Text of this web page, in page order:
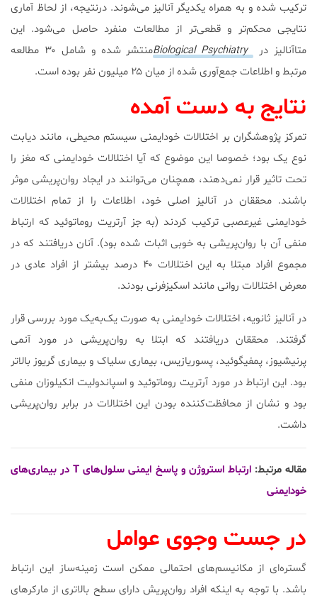
ترکیب شده و به همراه یکدیگر آنالیز می‌شوند. درنتیجه، از لحاظ آماری
نتایجی محکم‌تر و قطعی‌تر از مطالعات منفرد حاصل می‌شود. این
متاآنالیز در
Biological Psychiatry
منتشر شده و شامل ۳۰ مطالعه
مرتبط و اطلاعات جمع‌آوری شده از میان ۲۵ میلیون نفر بوده است.
نتایج به دست آمده
تمرکز پژوهشگران بر اختلالات خودایمنی سیستم محیطی، مانند دیابت
نوع یک بود؛ خصوصا این موضوع که آیا اختلالات خودایمنی که مغز را
تحت تاثیر قرار نمی‌دهند، همچنان می‌توانند در ایجاد روان‌پریشی موثر
باشند. محققان در آنالیز اصلی خود، اطلاعات را از تمام اختلالات
خودایمنی غیرعصبی ترکیب کردند (به جز آرتریت روماتوئید که ارتباط
منفی آن با روان‌پریشی به خوبی اثبات شده بود). آنان دریافتند که در
مجموع افراد مبتلا به این اختلالات ۴۰ درصد بیشتر از افراد عادی در
معرض اختلالات روانی مانند اسکیزفرنی بودند.
در آنالیز ثانویه، اختلالات خودایمنی به صورت یک‌به‌یک مورد بررسی قرار
گرفتند. محققان دریافتند که ابتلا به روان‌پریشی در مورد آنمی
پرنیشیوز، پمفیگوئید، پسوریازیس، بیماری سلیاک و بیماری گریوز بالاتر
بود. این ارتباط در مورد آرتریت روماتوئید و اسپاندولیت انکیلوزان منفی
بود و نشان از محافظت‌کننده بودن این اختلالات در برابر روان‌پریشی
داشت.
مقاله مرتبط:
ارتباط استروژن و پاسخ ایمنی سلول‌های T در بیماری‌های
خودایمنی
در جست وجوی عوامل
گستره‌ای از مکانیسم‌های احتمالی ممکن است زمینه‌ساز این ارتباط
باشد. با توجه به اینکه افراد روان‌پریش دارای سطح بالاتری از مارکرهای